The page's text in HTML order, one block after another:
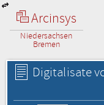
Arcinsys
Niedersachsen
Bremen
Digitalisate